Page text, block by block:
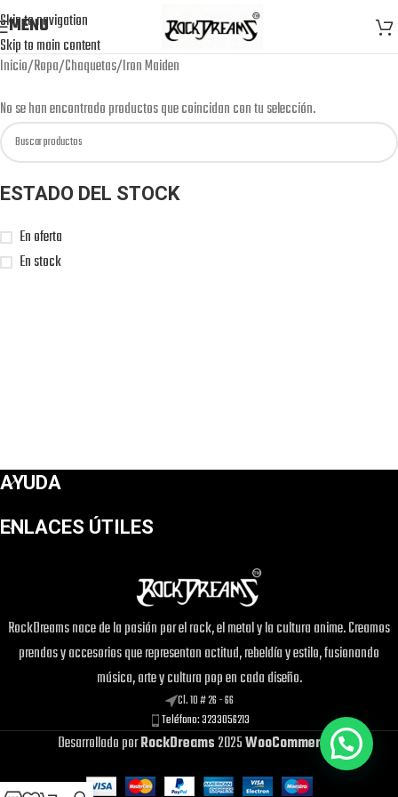
Skip to navigation
Skip to main content
MENU
ESTADO DEL STOCK
En oferta
En stock
Inicio Ropa Chaquetas Iron Maiden
No se han encontrado productos que coincidan con tu selección.
AYUDA
ENLACES ÚTILES
RockDreams nace de la pasión por el rock, el metal y la cultura anime. Creamos
prendas y accesorios que representan actitud, rebeldía y estilo, fusionando
música, arte y cultura pop en cada diseño.
Cl. 10 # 26 - 66
Teléfono: 3233056213
Desarrollado porRockDreams2025WooCommerce.